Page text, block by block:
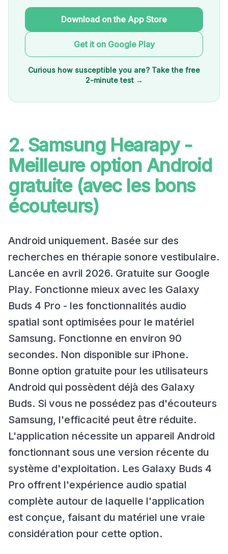
Download on the App Store
Get it on Google Play
Curious how susceptible you are? Take the free
2-minute test →
2. Samsung Hearapy -
Meilleure option Android
gratuite (avec les bons
écouteurs)
Android uniquement. Basée sur des
recherches en thérapie sonore vestibulaire.
Lancée en avril 2026. Gratuite sur Google
Play. Fonctionne mieux avec les Galaxy
Buds 4 Pro - les fonctionnalités audio
spatial sont optimisées pour le matériel
Samsung. Fonctionne en environ 90
secondes. Non disponible sur iPhone.
Bonne option gratuite pour les utilisateurs
Android qui possèdent déjà des Galaxy
Buds. Si vous ne possédez pas d'écouteurs
Samsung, l'efficacité peut être réduite.
L'application nécessite un appareil Android
fonctionnant sous une version récente du
système d'exploitation. Les Galaxy Buds 4
Pro offrent l'expérience audio spatial
complète autour de laquelle l'application
est conçue, faisant du matériel une vraie
considération pour cette option.